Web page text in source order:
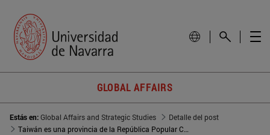
GLOBAL AFFAIRS
Estás en:Global Affairs and Strategic Studies
Detalle del post
Taiwán es una provincia de la República Popular China